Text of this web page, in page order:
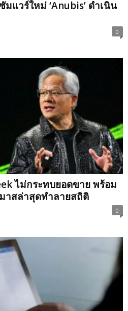
แวร์ใหม่ ‘Anubis’ ดำเนิน
0
ไม่กระทบยอดขาย พร้อม
าสล่าสุดทำลายสถิติ
0